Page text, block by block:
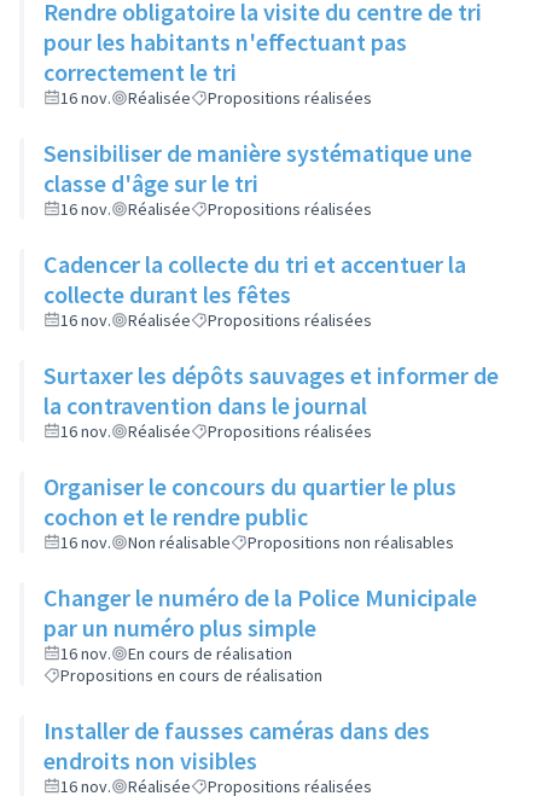
Rendre obligatoire la visite du centre de tri
pour les habitants n'effectuant pas
correctement le tri
16 nov. Réalisée Propositions réalisées
Sensibiliser de manière systématique une
classe d'âge sur le tri
16 nov. Réalisée Propositions réalisées
Cadencer la collecte du tri et accentuer la
collecte durant les fêtes
16 nov. Réalisée Propositions réalisées
Surtaxer les dépôts sauvages et informer de
la contravention dans le journal
16 nov. Réalisée Propositions réalisées
Organiser le concours du quartier le plus
cochon et le rendre public
16 nov. Non réalisable Propositions non réalisables
Changer le numéro de la Police Municipale
par un numéro plus simple
16 nov.
En cours de réalisation
Propositions en cours de réalisation
Installer de fausses caméras dans des
endroits non visibles
16 nov. Réalisée Propositions réalisées